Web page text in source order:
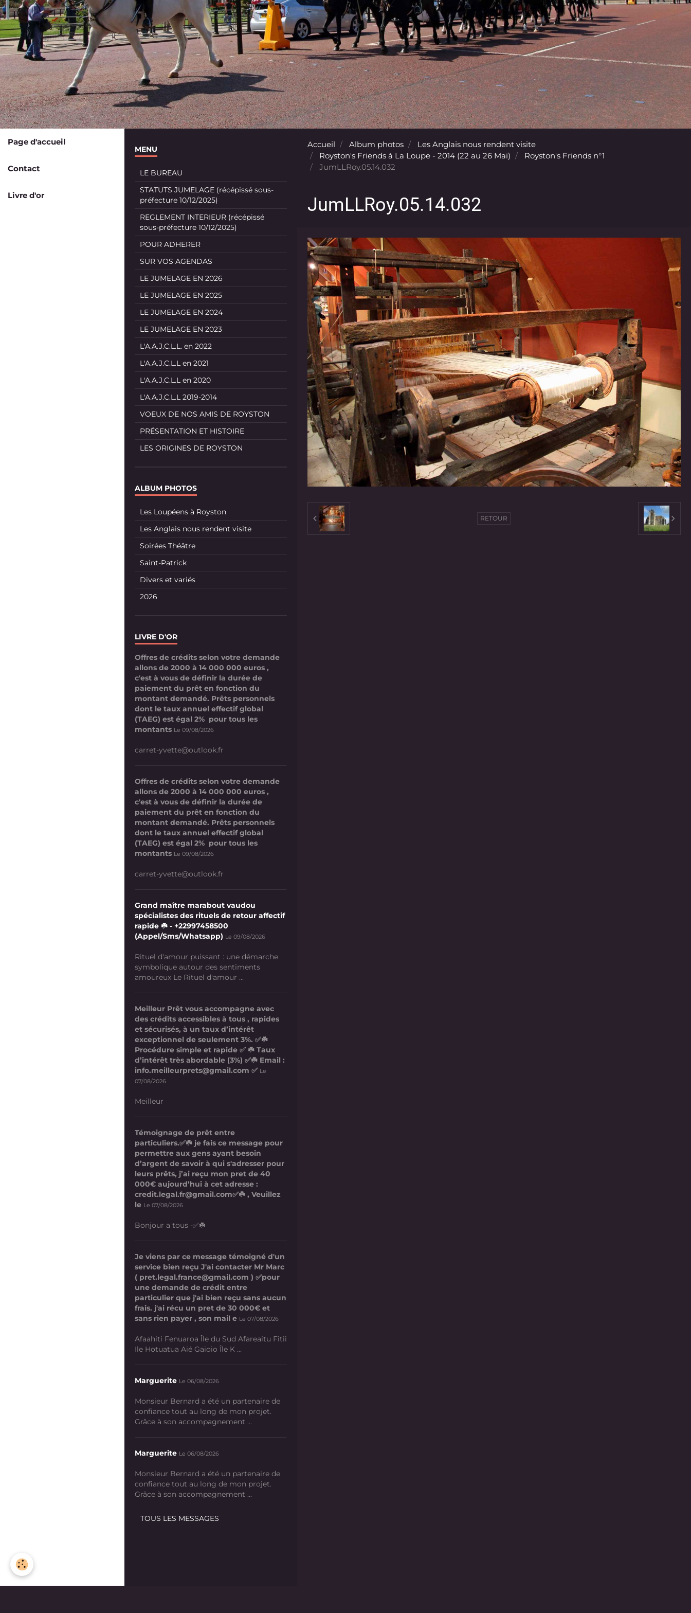
Page d'accueil
Contact
Livre d'or
Accueil Album photos
Les Anglais nous rendent visite
Royston's Friends à La Loupe - 2014 (22 au 26 Mai)
Royston's Friends n°1
JumLLRoy.05.14.032
JumLLRoy.05.14.032
RETOUR
MENU
LE BUREAU
STATUTS JUMELAGE (récépissé sous-
préfecture 10/12/2025)
REGLEMENT INTERIEUR (récépissé
sous-préfecture 10/12/2025)
POUR ADHERER
SUR VOS AGENDAS
LE JUMELAGE EN 2026
LE JUMELAGE EN 2025
LE JUMELAGE EN 2024
LE JUMELAGE EN 2023
L'A.A.J.C.L.L. en 2022
L'A.A.J.C.L.L en 2021
L'A.A.J.C.L.L en 2020
L'A.A.J.C.L.L 2019-2014
VOEUX DE NOS AMIS DE ROYSTON
PRÉSENTATION ET HISTOIRE
LES ORIGINES DE ROYSTON
ALBUM PHOTOS
Les Loupéens à Royston
Les Anglais nous rendent visite
Soirées Théâtre
Saint-Patrick
Divers et variés
2026
LIVRE D'OR
Offres de crédits selon votre demande
allons de 2000 à 14 000 000 euros ,
c'est à vous de définir la durée de
paiement du prêt en fonction du
montant demandé. Prêts personnels
dont le taux annuel effectif global
(TAEG) est égal 2% pour tous les
montants Le 09/08/2026
carret-yvette@outlook.fr
Offres de crédits selon votre demande
allons de 2000 à 14 000 000 euros ,
c'est à vous de définir la durée de
paiement du prêt en fonction du
montant demandé. Prêts personnels
dont le taux annuel effectif global
(TAEG) est égal 2% pour tous les
montants Le 09/08/2026
carret-yvette@outlook.fr
Grand maître marabout vaudou
spécialistes des rituels de retour affectif
rapide ☘️ - +22997458500
(Appel/Sms/Whatsapp) Le 09/08/2026
Rituel d'amour puissant : une démarche
symbolique autour des sentiments
amoureux Le Rituel d'amour ...
Meilleur Prêt vous accompagne avec
des crédits accessibles à tous , rapides
et sécurisés, à un taux d’intérêt
exceptionnel de seulement 3%. ✅☘️
Procédure simple et rapide ✅ ☘️ Taux
d’intérêt très abordable (3%) ✅☘️ Email :
info.meilleurprets@gmail.com ✅ Le
07/08/2026
Meilleur
Témoignage de prêt entre
particuliers.✅☘️ je fais ce message pour
permettre aux gens ayant besoin
d’argent de savoir à qui s'adresser pour
leurs prêts, j’ai reçu mon pret de 40
000€ aujourd’hui à cet adresse :
credit.legal.fr@gmail.com✅☘️ , Veuillez
le Le 07/08/2026
Bonjour a tous -✅☘️
Je viens par ce message témoigné d'un
service bien reçu J'ai contacter Mr Marc
( pret.legal.france@gmail.com ) ✅pour
une demande de crédit entre
particulier que j'ai bien reçu sans aucun
frais. j'ai récu un pret de 30 000€ et
sans rien payer , son mail e Le 07/08/2026
Afaahiti Fenuaroa Île du Sud Afareaitu Fitii
Ile Hotuatua Aié Gaioio Île K ...
Marguerite Le 06/08/2026
Monsieur Bernard a été un partenaire de
confiance tout au long de mon projet.
Grâce à son accompagnement ...
Marguerite Le 06/08/2026
Monsieur Bernard a été un partenaire de
confiance tout au long de mon projet.
Grâce à son accompagnement ...
TOUS LES MESSAGES